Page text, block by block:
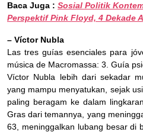
Baca Juga : Sosial Politik
Perspektif Pink Floyd, 4 Dekade
– Víctor Nubla
Las tres guías esenciales para
música de Macromassa: 3. Guía
Víctor Nubla lebih dari sekadar
yang mampu menyatukan, sejak
paling beragam ke dalam
Gras dari temannya, yang
63, meninggalkan lubang besar di